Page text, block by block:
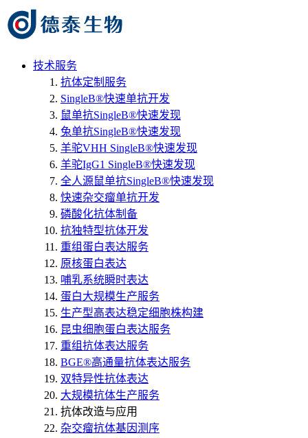
技术服务
抗体定制服务
SingleB®快速单抗开发
鼠单抗SingleB®快速发现
兔单抗SingleB®快速发现
羊驼VHH SingleB®快速发现
羊驼IgG1 SingleB®快速发现
全人源鼠单抗SingleB®快速发现
快速杂交瘤单抗开发
磷酸化抗体制备
抗独特型抗体开发
重组蛋白表达服务
原核蛋白表达
哺乳系统瞬时表达
蛋白大规模生产服务
生产型高表达稳定细胞株构建
昆虫细胞蛋白表达服务
重组抗体表达服务
BGE®高通量抗体表达服务
双特异性抗体表达
大规模抗体生产服务
抗体改造与应用
杂交瘤抗体基因测序